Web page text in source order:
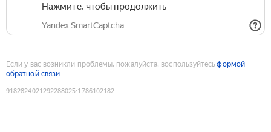
Нажмите, чтобы продолжить
Yandex SmartCaptcha
Если у вас возникли проблемы, пожалуйста, воспользуйтесьформой
обратной связи
9182824021292288025:1786102182